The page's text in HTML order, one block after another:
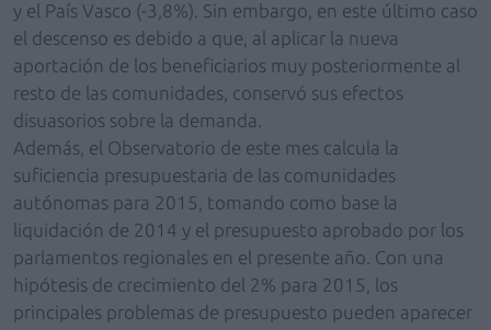
y el País Vasco (-3,8%). Sin embargo, en este último caso
el descenso es debido a que, al aplicar la nueva
aportación de los beneficiarios muy posteriormente al
resto de las comunidades, conservó sus efectos
disuasorios sobre la demanda.
Además, el Observatorio de este mes calcula la
suficiencia presupuestaria de las comunidades
autónomas para 2015, tomando como base la
liquidación de 2014 y el presupuesto aprobado por los
parlamentos regionales en el presente año. Con una
hipótesis de crecimiento del 2% para 2015, los
principales problemas de presupuesto pueden aparecer